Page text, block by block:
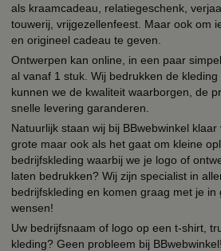
als kraamcadeau, relatiegeschenk,
touwerij, vrijgezellenfeest. Maar ook om
en origineel cadeau te geven.
Ontwerpen kan online, in een paar
al vanaf 1 stuk. Wij bedrukken de
kunnen we de kwaliteit waarborgen, de
snelle levering garanderen.
Natuurlijk staan wij bij BBwebwinkel
grote maar ook als het gaat om kleine
bedrijfskleding waarbij we je logo of
laten bedrukken? Wij zijn specialist in
bedrijfskleding en komen graag met je in
wensen!
Uw bedrijfsnaam of logo op een t-shirt,
kleding? Geen probleem bij